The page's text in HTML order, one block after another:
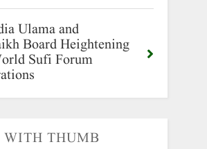
Ulama and
Board Heightening
Sufi Forum
WITH THUMB